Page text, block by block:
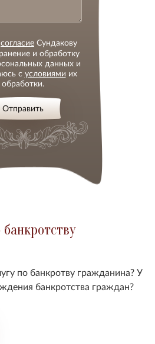
согласие Сундакову
и обработку
данных и
с условиями их
обработки.
Отправить
по банкротву гражданина? У
банкротства граждан?